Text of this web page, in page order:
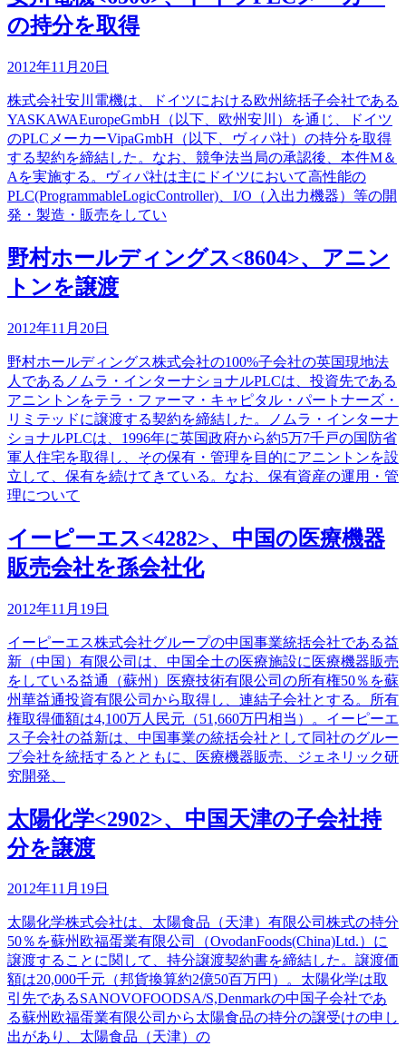
の持分を取得
2012年11月20日
株式会社安川電機は、ドイツにおける欧州統括子会社である
YASKAWAEuropeGmbH（以下、欧州安川）を通じ、ドイツ
のPLCメーカーVipaGmbH（以下、ヴィパ社）の持分を取得
する契約を締結した。なお、競争法当局の承認後、本件M＆
Aを実施する。ヴィパ社は主にドイツにおいて高性能の
PLC(ProgrammableLogicController)、I/O（入出力機器）等の開
発・製造・販売をしてい
野村ホールディングス<8604>、アニン
トンを譲渡
2012年11月20日
野村ホールディングス株式会社の100%子会社の英国現地法
人であるノムラ・インターナショナルPLCは、投資先である
アニントンをテラ・ファーマ・キャピタル・パートナーズ・
リミテッドに譲渡する契約を締結した。ノムラ・インターナ
ショナルPLCは、1996年に英国政府から約5万7千戸の国防省
軍人住宅を取得し、その保有・管理を目的にアニントンを設
立して、保有を続けてきている。なお、保有資産の運用・管
理について
イーピーエス<4282>、中国の医療機器
販売会社を孫会社化
2012年11月19日
イーピーエス株式会社グループの中国事業統括会社である益
新（中国）有限公司は、中国全土の医療施設に医療機器販売
をしている益通（蘇州）医療技術有限公司の所有権50％を蘇
州華益通投資有限公司から取得し、連結子会社とする。所有
権取得価額は4,100万人民元（51,660万円相当）。イーピーエ
ス子会社の益新は、中国事業の統括会社として同社のグルー
プ会社を統括するとともに、医療機器販売、ジェネリック研
究開発、
太陽化学<2902>、中国天津の子会社持
分を譲渡
2012年11月19日
太陽化学株式会社は、太陽食品（天津）有限公司株式の持分
50％を蘇州欧福蛋業有限公司（OvodanFoods(China)Ltd.）に
譲渡することに関して、持分譲渡契約書を締結した。譲渡価
額は20,000千元（邦貨換算約2億50百万円）。太陽化学は取
引先であるSANOVOFOODSA/S,Denmarkの中国子会社であ
る蘇州欧福蛋業有限公司から太陽食品の持分の譲受けの申し
出があり、太陽食品（天津）の